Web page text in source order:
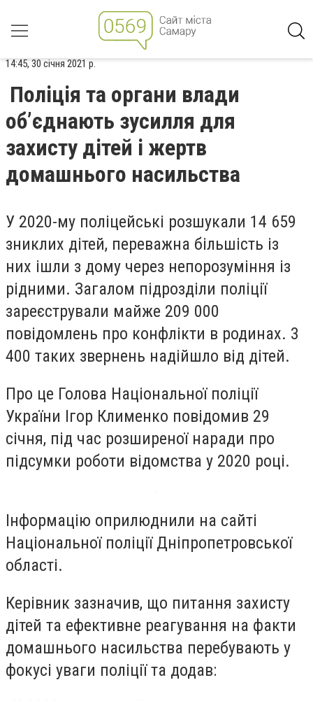
14:45, 30 січня 2021 р.
Поліція та органи влади
об’єднають зусилля для
захисту дітей і жертв
домашнього насильства
У 2020-му поліцейські розшукали 14 659
зниклих дітей, переважна більшість із
них ішли з дому через непорозуміння із
рідними. Загалом підрозділи поліції
зареєстрували майже 209 000
повідомлень про конфлікти в родинах. 3
400 таких звернень надійшло від дітей.
Про це Голова Національної поліції
України Ігор Клименко повідомив 29
січня, під час розширеної наради про
підсумки роботи відомства у 2020 році.
Інформацію оприлюднили на сайті
Національної поліції Дніпропетровської
області.
Керівник зазначив, що питання захисту
дітей та ефективне реагування на факти
домашнього насильства перебувають у
фокусі уваги поліції та додав: